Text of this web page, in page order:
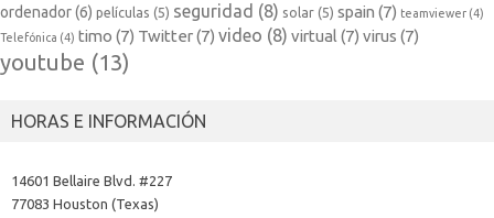
ordenador(6) películas (5) seguridad (8) solar (5) spain (7) teamviewer (4)
Telefónica (4) timo (7) Twitter(7) video (8) virtual (7) virus (7)
youtube (13)
HORAS E INFORMACIÓN
14601 Bellaire Blvd. #227
77083 Houston (Texas)